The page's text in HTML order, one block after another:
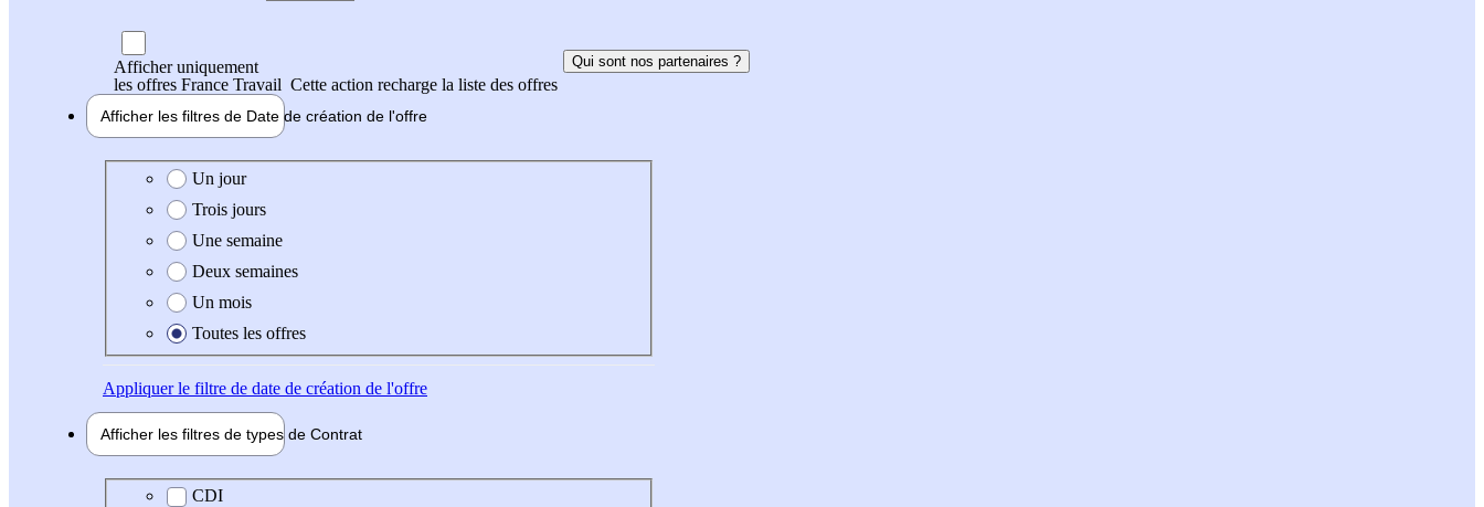
Afficher uniquement
les offres France Travail Cette action recharge la liste des offres
Qui sont nos partenaires ?
Afficher les filtres de Date de création de l'offre
Date de création de l'offre
Un jour
Trois jours
Une semaine
Deux semaines
Un mois
Toutes les offres
Appliquerle filtre de date de création de l'offre
Afficher les filtres de types de Contrat
Type de contrat
CDI